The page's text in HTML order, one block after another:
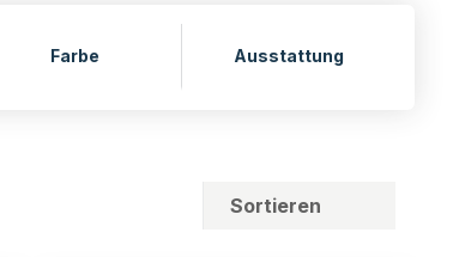
Farbe Ausstattung
Sortieren